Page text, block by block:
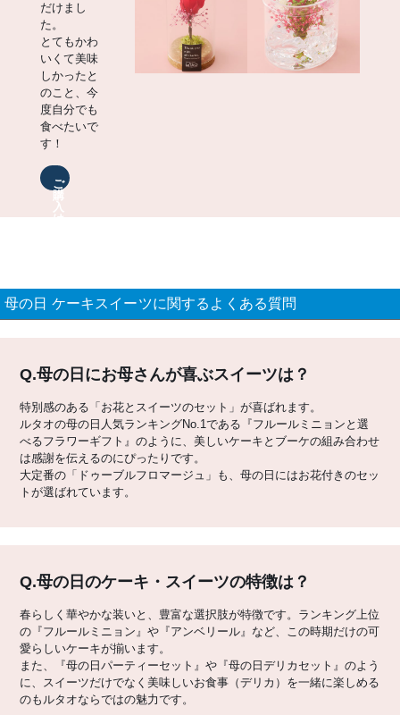
だけまし
た。
とてもかわ
いくて美味
しかったと
のこと、今
度自分でも
食べたいで
す！
ご
購
入
は
母の日 ケーキスイーツに関するよくある質問
Q.母の日にお母さんが喜ぶスイーツは？
特別感のある「お花とスイーツのセット」が喜ばれます。
ルタオの母の日人気ランキングNo.1である『フルールミニョンと選
べるフラワーギフト』のように、美しいケーキとブーケの組み合わせ
は感謝を伝えるのにぴったりです。
大定番の「ドゥーブルフロマージュ」も、母の日にはお花付きのセッ
トが選ばれています。
Q.母の日のケーキ・スイーツの特徴は？
春らしく華やかな装いと、豊富な選択肢が特徴です。ランキング上位
の『フルールミニョン』や『アンベリール』など、この時期だけの可
愛らしいケーキが揃います。
また、『母の日パーティーセット』や『母の日デリカセット』のよう
に、スイーツだけでなく美味しいお食事（デリカ）を一緒に楽しめる
のもルタオならではの魅力です。